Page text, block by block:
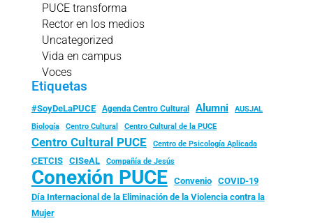
PUCE transforma
Rector en los medios
Uncategorized
Vida en campus
Voces
Etiquetas
#SoyDeLaPUCE Agenda Centro Cultural Alumni
AUSJAL
Biología
Centro Cultural Centro Cultural de la PUCE
Centro Cultural PUCE Centro de Psicología Aplicada
CETCIS CISeAL Compañía de Jesús
Conexión PUCE Convenio
COVID-19
Día Internacional de la Eliminación de la Violencia contra la
Mujer